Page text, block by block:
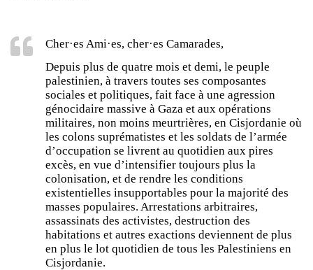
Cher·es Ami·es, cher·es Camarades,
Depuis plus de quatre mois et demi, le peuple
palestinien, à travers toutes ses composantes
sociales et politiques, fait face à une agression
génocidaire massive à Gaza et aux opérations
militaires, non moins meurtrières, en Cisjordanie où
les colons suprématistes et les soldats de l’armée
d’occupation se livrent au quotidien aux pires
excès, en vue d’intensifier toujours plus la
colonisation, et de rendre les conditions
existentielles insupportables pour la majorité des
masses populaires. Arrestations arbitraires,
assassinats des activistes, destruction des
habitations et autres exactions deviennent de plus
en plus le lot quotidien de tous les Palestiniens en
Cisjordanie.